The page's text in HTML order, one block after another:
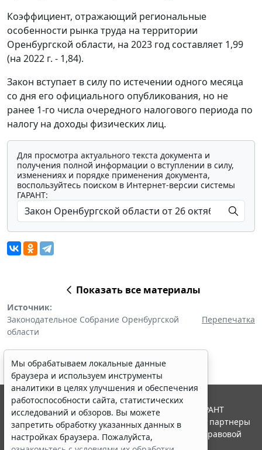
Коэффициент, отражающий региональные
особенности рынка труда на территории
Оренбургской области, на 2023 год составляет 1,99
(на 2022 г. - 1,84).
Закон вступает в силу по истечении одного месяца
со дня его официального опубликования, но не
ранее 1-го числа очередного налогового периода по
налогу на доходы физических лиц.
Для просмотра актуального текста документа и
получения полной информации о вступлении в силу,
изменениях и порядке применения документа,
воспользуйтесь поиском в Интернет-версии системы
ГАРАНТ:
Показать все материалы
Источник:
Законодательное Собрание Оренбургской
области
Перепечатка
Мы обрабатываем локальные данные
браузера и используем инструменты
аналитики в целях улучшения и обеспечения
работоспособности сайта, статистических
исследований и обзоров. Вы можете
запретить обработку указанных данных в
настройках браузера. Пожалуйста,
© ООО "НПП "ГАРАНТ-СЕРВИС", 2026. Система ГАРАНТ
выпускается с 1990 года. Компания "Гарант" и ее партнеры
являются участниками Российской ассоциации правовой
информации ГАРАНТ.